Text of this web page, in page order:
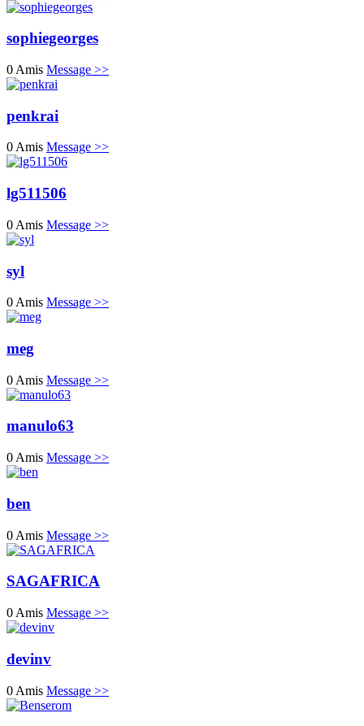
sophiegeorges
0 Amis Message >>
penkrai
0 Amis Message >>
lg511506
0 Amis Message >>
syl
0 Amis Message >>
meg
0 Amis Message >>
manulo63
0 Amis Message >>
ben
0 Amis Message >>
SAGAFRICA
0 Amis Message >>
devinv
0 Amis Message >>